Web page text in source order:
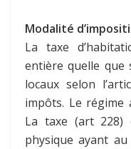
Modalité
La taxe
entière quelle que
locaux selon
impôts. Le régime
La taxe (art 228)
physique ayant